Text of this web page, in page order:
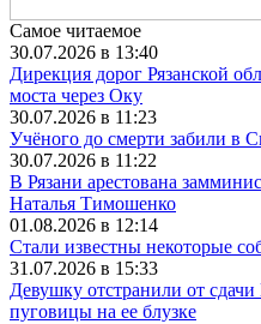
Самое читаемое
30.07.2026 в 13:40
Дирекция дорог Рязанской
моста через Оку
30.07.2026 в 11:23
Учёного до смерти забили в
30.07.2026 в 11:22
В Рязани арестована
Наталья Тимошенко
01.08.2026 в 12:14
Стали известны некоторые
31.07.2026 в 15:33
Девушку отстранили от
пуговицы на ее блузке